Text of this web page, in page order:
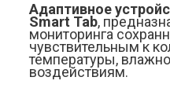
Адаптивное
Smart Tab,
мониторинга
чувствительным к
температуры,
воздействиям.